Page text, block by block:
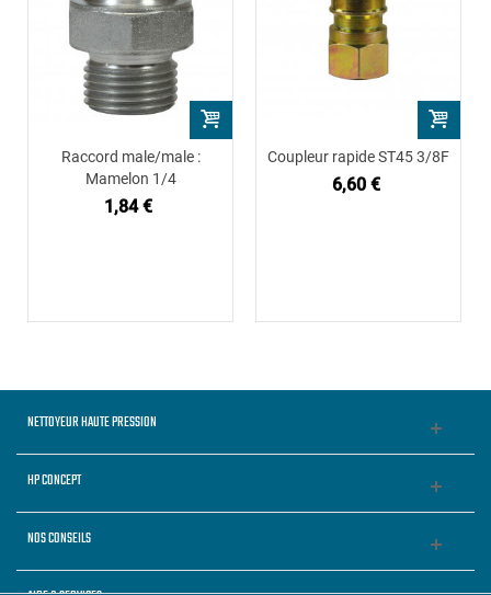
Raccord male/male :
Mamelon 1/4
1,84 €
Coupleur rapide ST45 3/8F
6,60 €
NETTOYEUR HAUTE PRESSION
HP CONCEPT
NOS CONSEILS